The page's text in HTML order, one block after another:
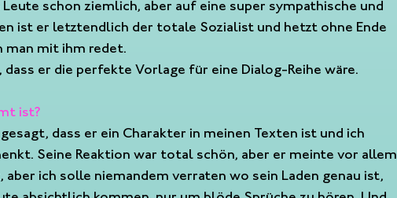
schon ziemlich, aber auf eine super sympathische und
ist er letztendlich der totale Sozialist und hetzt ohne Ende
man mit ihm redet.
dass er die perfekte Vorlage für eine Dialog-Reihe wäre.
ist?
dass er ein Charakter in meinen Texten ist und ich
Seine Reaktion war total schön, aber er meinte vor allem
aber ich solle niemandem verraten wo sein Laden genau ist,